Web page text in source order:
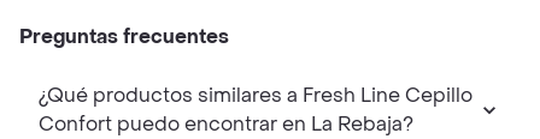
Preguntas frecuentes
¿Qué productos similares a Fresh Line Cepillo
Confort puedo encontrar en La Rebaja?